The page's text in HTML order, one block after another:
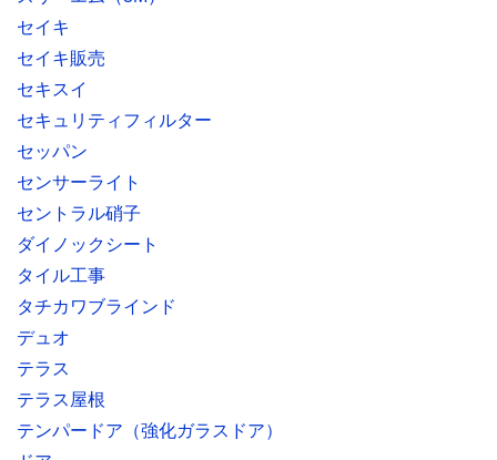
セイキ
セイキ販売
セキスイ
セキュリティフィルター
セッパン
センサーライト
セントラル硝子
ダイノックシート
タイル工事
タチカワブラインド
デュオ
テラス
テラス屋根
テンパードア（強化ガラスドア）